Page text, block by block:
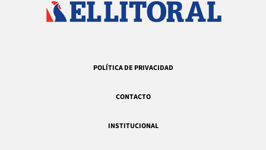
POLÍTICA DE PRIVACIDAD
CONTACTO
INSTITUCIONAL